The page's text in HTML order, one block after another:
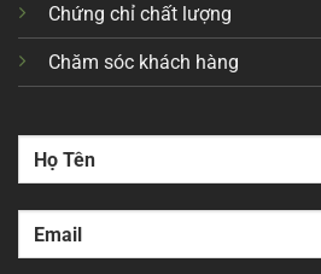
Chứng chỉ chất lượng
Chăm sóc khách hàng